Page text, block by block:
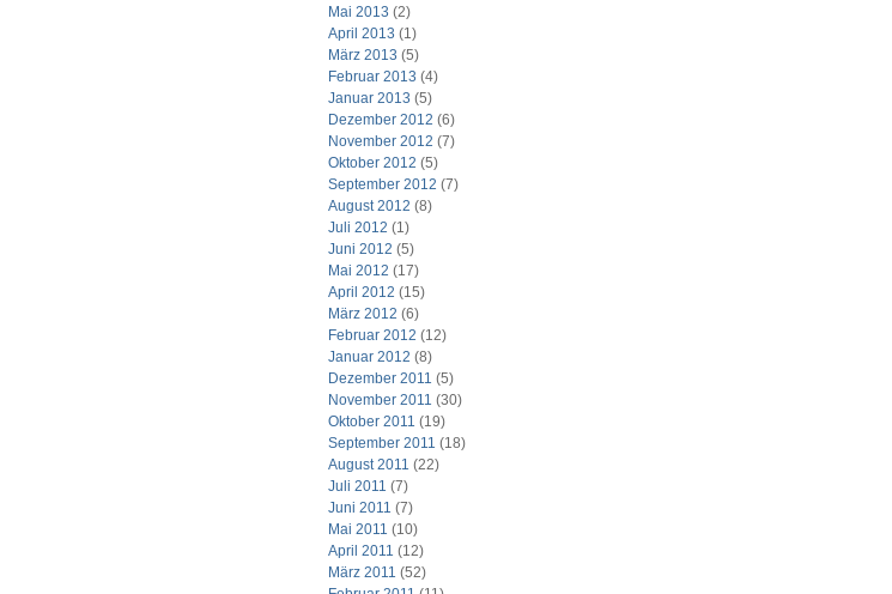
Mai 2013 (2)
April 2013 (1)
März 2013 (5)
Februar 2013 (4)
Januar 2013 (5)
Dezember 2012 (6)
November 2012 (7)
Oktober 2012 (5)
September 2012 (7)
August 2012 (8)
Juli 2012 (1)
Juni 2012 (5)
Mai 2012 (17)
April 2012 (15)
März 2012 (6)
Februar 2012 (12)
Januar 2012 (8)
Dezember 2011 (5)
November 2011 (30)
Oktober 2011 (19)
September 2011 (18)
August 2011 (22)
Juli 2011 (7)
Juni 2011 (7)
Mai 2011 (10)
April 2011 (12)
März 2011 (52)